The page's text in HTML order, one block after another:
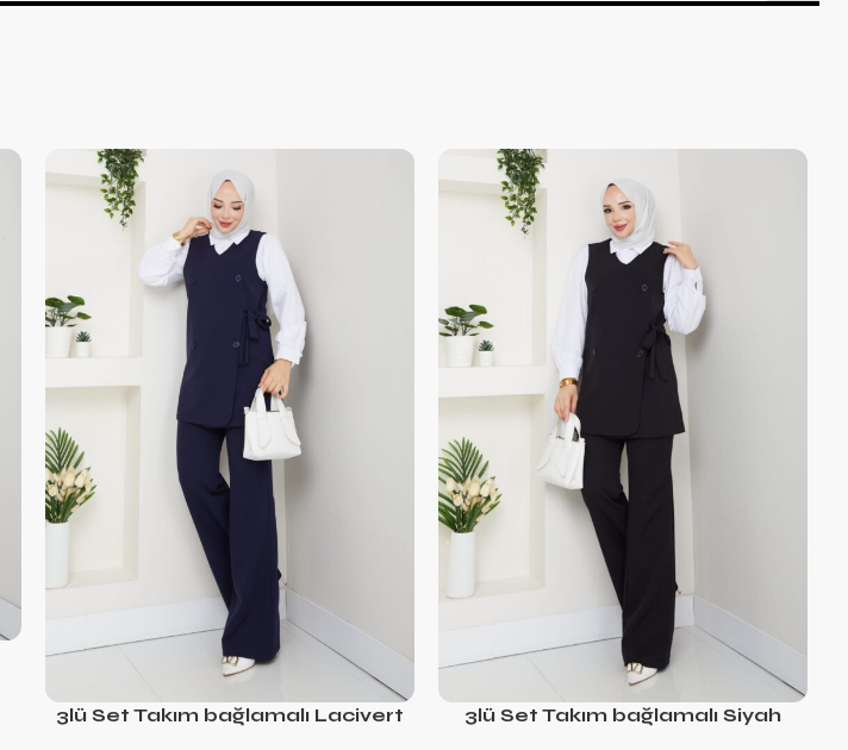
3lü Set Takım bağlamalı Lacivert 3lü Set Takım bağlamalı Siyah